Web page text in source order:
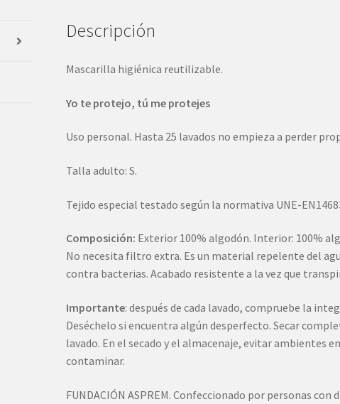
Descripción
Mascarilla higiénica reutilizable.
Yo te protejo, tú me protejes
Uso personal. Hasta 25 lavados no empieza a perder
Talla adulto: S.
Tejido especial testado según la normativa UNE-
Composición: Exterior 100% algodón. Interior: 100%
No necesita filtro extra. Es un material repelente del
contra bacterias. Acabado resistente a la vez que
Importante: después de cada lavado, compruebe la
Deséchelo si encuentra algún desperfecto. Secar
lavado. En el secado y el almacenaje, evitar ambientes
contaminar.
FUNDACIÓN ASPREM. Confeccionado por personas